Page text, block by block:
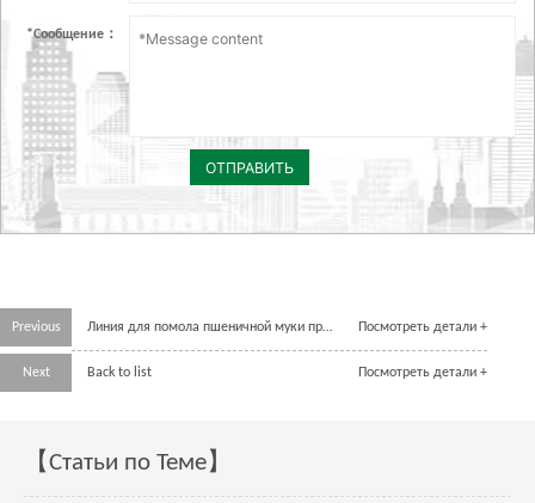
*Сообщение：
ОТПРАВИТЬ
Посмотреть детали +
Previous Линия для помола пшеничной муки производительностью 1 т / час
Посмотреть детали +
Next Back to list
【Статьи по Теме】